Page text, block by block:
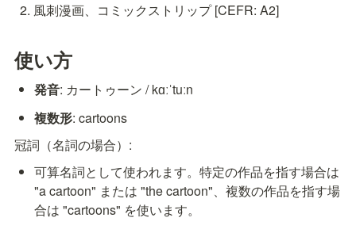
風刺漫画、コミックストリップ [CEFR: A2]
使い方
発音: カートゥーン / kɑːˈtuːn
複数形: cartoons
冠詞（名詞の場合）:
可算名詞として使われます。特定の作品を指す場合は
"a cartoon" または "the cartoon"、複数の作品を指す場
合は "cartoons" を使います。